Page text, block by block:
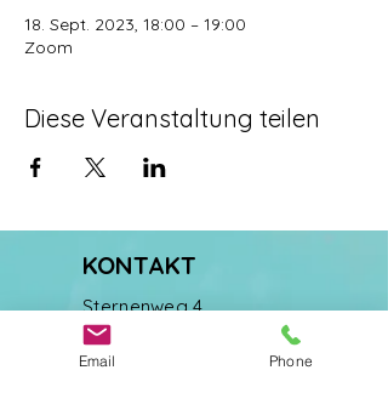
18. Sept. 2023, 18:00 – 19:00
Zoom
Diese Veranstaltung teilen
KONTAKT
Sternenweg 4
87484 Nesselwang
Deutschland
Email Phone